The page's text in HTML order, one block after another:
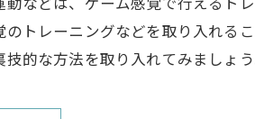
のトレーニングなどを取り入れる
技的な方法を取り入れてみましょう